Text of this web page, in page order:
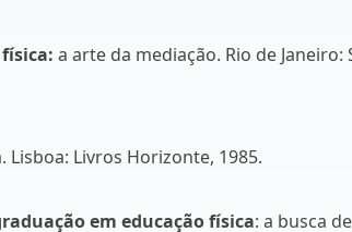
física:a arte da mediação. Rio de Janeiro:
. Lisboa: Livros Horizonte, 1985.
em educação física: a busca